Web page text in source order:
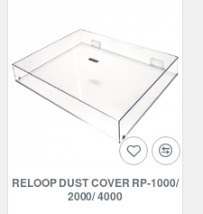
RELOOP DUST COVER RP-1000/
2000/ 4000